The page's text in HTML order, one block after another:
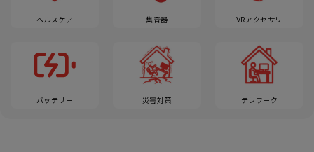
ヘルスケア 集音器 VRアクセサリ
バッテリー 災害対策 テレワーク